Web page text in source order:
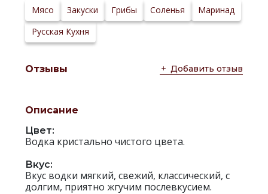
Мясо Закуски Грибы Соленья
Маринад
Русская Кухня
Отзывы Добавить отзыв
Описание
Цвет:
Водка кристально чистого цвета.
Вкус:
Вкус водки мягкий, свежий, классический, с
долгим, приятно жгучим послевкусием.